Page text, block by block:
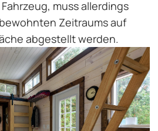
muss allerdings
Zeitraums auf
abgestellt werden.